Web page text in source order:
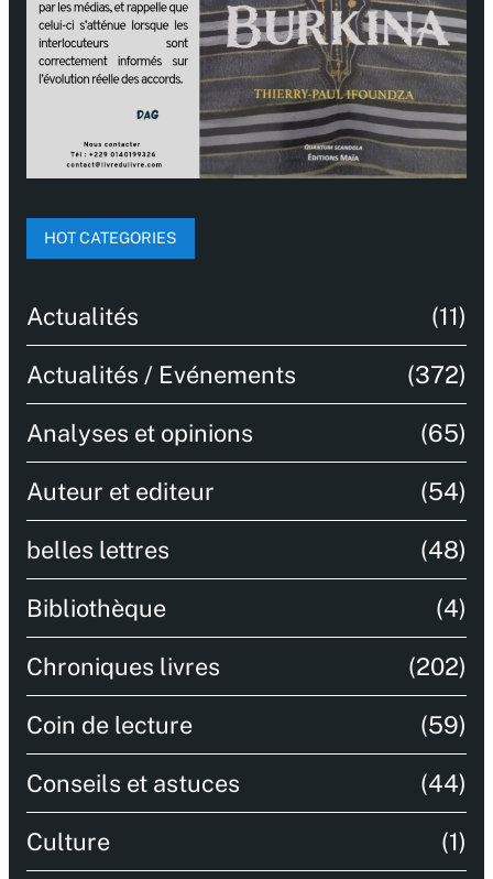
HOT CATEGORIES
Actualités (11)
Actualités / Evénements (372)
Analyses et opinions (65)
Auteur et editeur (54)
belles lettres (48)
Bibliothèque (4)
Chroniques livres (202)
Coin de lecture (59)
Conseils et astuces (44)
Culture (1)